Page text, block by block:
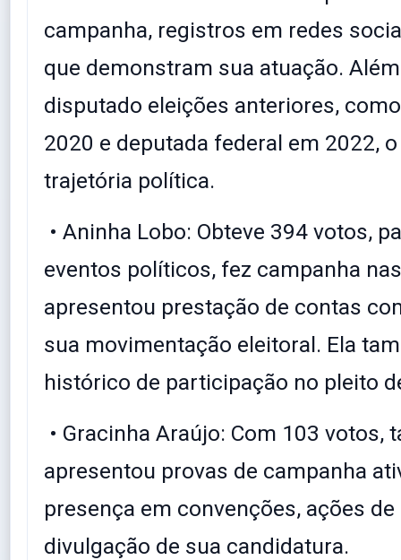
campanha, registros em redes
que demonstram sua atuação.
disputado eleições anteriores,
2020 e deputada federal em 2022,
trajetória política.
• Aninha Lobo: Obteve 394 votos,
eventos políticos, fez campanha
apresentou prestação de contas
sua movimentação eleitoral. Ela
histórico de participação no pleito
• Gracinha Araújo: Com 103 votos,
apresentou provas de campanha
presença em convenções, ações de
divulgação de sua candidatura.